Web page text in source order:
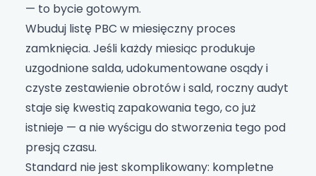
— to bycie gotowym.
Wbuduj listę PBC w miesięczny proces
zamknięcia. Jeśli każdy miesiąc produkuje
uzgodnione salda, udokumentowane osądy i
czyste zestawienie obrotów i sald, roczny audyt
staje się kwestią zapakowania tego, co już
istnieje — a nie wyścigu do stworzenia tego pod
presją czasu.
Standard nie jest skomplikowany: kompletne